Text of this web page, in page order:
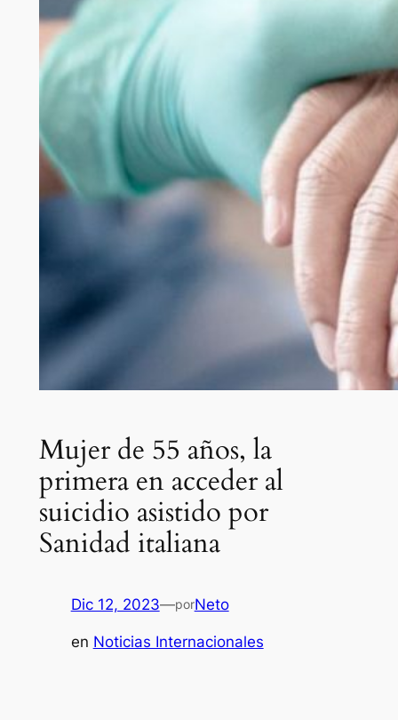
Mujer de 55 años, la
primera en acceder al
suicidio asistido por
Sanidad italiana
Dic 12, 2023—porNeto
en Noticias Internacionales